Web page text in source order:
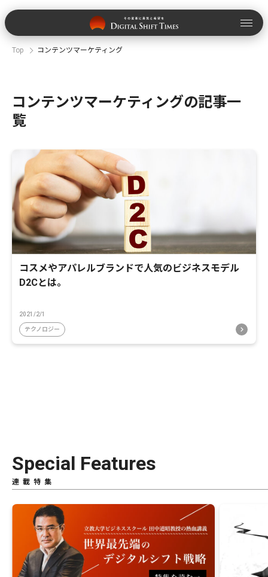
Top コンテンツマーケティング
コンテンツマーケティングの記事一
覧
コスメやアパレルブランドで人気のビジネスモデル
D2Cとは。
2021/2/1
テクノロジー
Special Features
連載特集